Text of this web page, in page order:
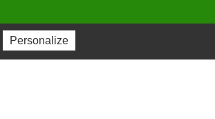
Gestion des cookies
Personalize